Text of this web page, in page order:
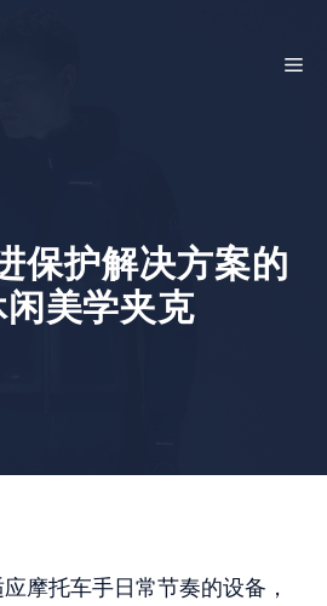
菜
保护解决方案的
美学夹克
摩托车手日常节奏的设备，